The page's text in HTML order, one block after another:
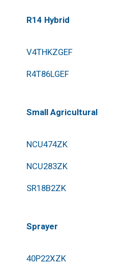
R14 Hybrid
V4THKZGEF
R4T86LGEF
Small Agricultural
NCU474ZK
NCU283ZK
SR18B2ZK
Sprayer
40P22XZK